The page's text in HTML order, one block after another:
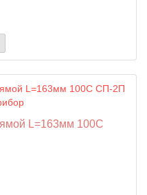
L=163мм 100C